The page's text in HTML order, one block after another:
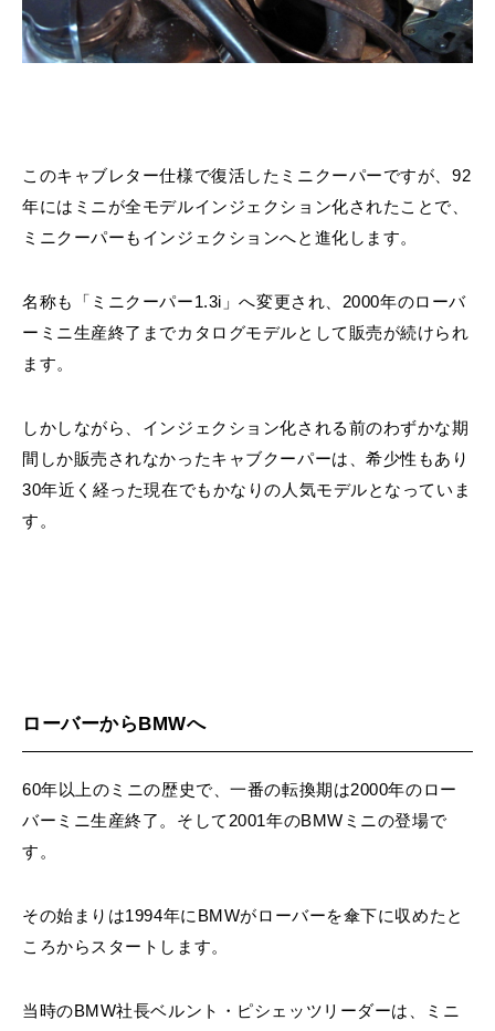
このキャブレター仕様で復活したミニクーパーですが、92
年にはミニが全モデルインジェクション化されたことで、
ミニクーパーもインジェクションへと進化します。
名称も「ミニクーパー1.3i」へ変更され、2000年のローバ
ーミニ生産終了までカタログモデルとして販売が続けられ
ます。
しかしながら、インジェクション化される前のわずかな期
間しか販売されなかったキャブクーパーは、希少性もあり
30年近く経った現在でもかなりの人気モデルとなっていま
す。
ローバーからBMWへ
60年以上のミニの歴史で、一番の転換期は2000年のロー
バーミニ生産終了。そして2001年のBMWミニの登場で
す。
その始まりは1994年にBMWがローバーを傘下に収めたと
ころからスタートします。
当時のBMW社長ベルント・ピシェッツリーダーは、ミニ